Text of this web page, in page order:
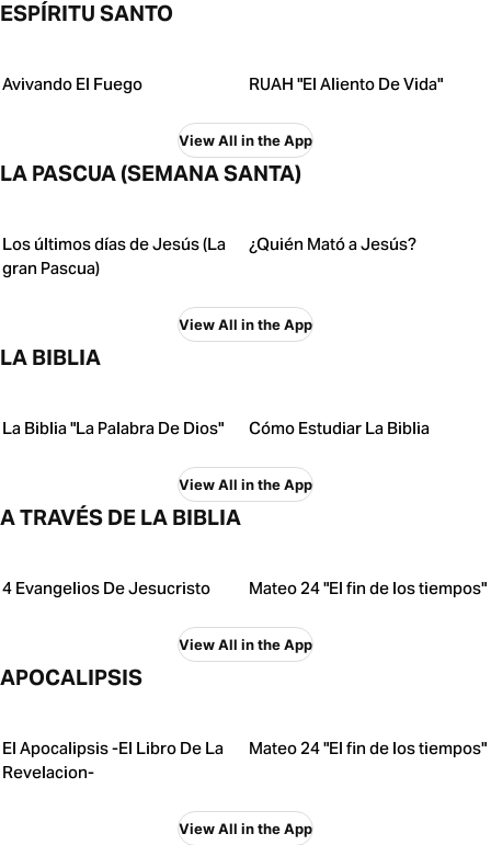
ESPÍRITU SANTO
Avivando El Fuego RUAH "El Aliento De Vida"
View All in the App
LA PASCUA (SEMANA SANTA)
Los últimos días de Jesús (La
gran Pascua)
¿Quién Mató a Jesús?
View All in the App
LA BIBLIA
La Biblia "La Palabra De Dios" Cómo Estudiar La Biblia
View All in the App
A TRAVÉS DE LA BIBLIA
4 Evangelios De Jesucristo Mateo 24 "El fin de los tiempos"
View All in the App
APOCALIPSIS
El Apocalipsis -El Libro De La
Revelacion-
Mateo 24 "El fin de los tiempos"
View All in the App